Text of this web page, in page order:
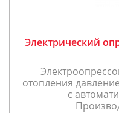
Электрический
отопления
с